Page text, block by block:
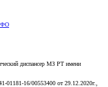
диспансер МЗ РТ имени
01181-16/00553400 от 29.12.2020г.,